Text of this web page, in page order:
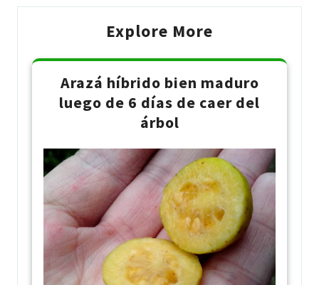
Explore More
Arazá híbrido bien maduro
luego de 6 días de caer del
árbol